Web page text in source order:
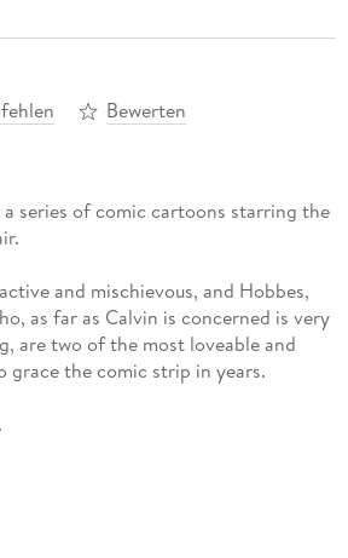
Bewerten
a series of comic cartoons starring the
and mischievous, and Hobbes,
as far as Calvin is concerned is very
are two of the most loveable and
grace the comic strip in years.